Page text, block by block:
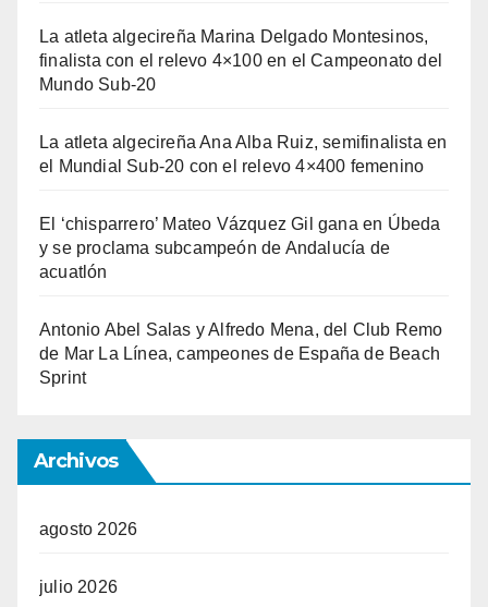
La atleta algecireña Marina Delgado Montesinos,
finalista con el relevo 4×100 en el Campeonato del
Mundo Sub-20
La atleta algecireña Ana Alba Ruiz, semifinalista en
el Mundial Sub-20 con el relevo 4×400 femenino
El ‘chisparrero’ Mateo Vázquez Gil gana en Úbeda
y se proclama subcampeón de Andalucía de
acuatlón
Antonio Abel Salas y Alfredo Mena, del Club Remo
de Mar La Línea, campeones de España de Beach
Sprint
Archivos
agosto 2026
julio 2026